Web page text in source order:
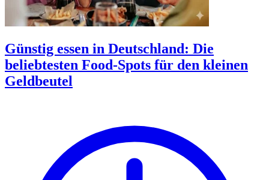
Günstig essen in Deutschland: Die
beliebtesten Food-Spots für den kleinen
Geldbeutel